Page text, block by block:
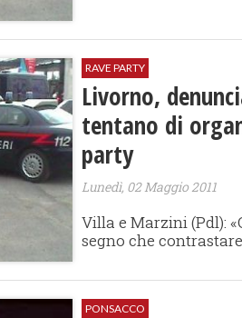
RAVE PARTY
Livorno,
tentano di
party
Lunedì, 02 Maggio 2011
Villa e Marzini (Pdl):
segno che
PONSACCO